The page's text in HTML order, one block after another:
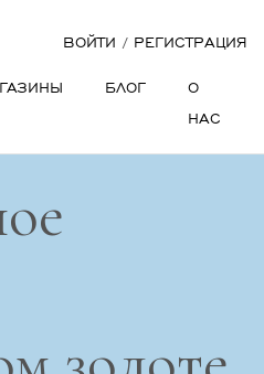
ВОЙТИ / РЕГИСТРАЦИЯ
БЛОГ
О
НАС